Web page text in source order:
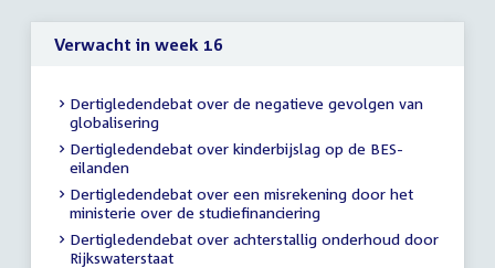
Verwacht in week 16
Dertigledendebat over de negatieve gevolgen van
globalisering
Dertigledendebat over kinderbijslag op de BES-
eilanden
Dertigledendebat over een misrekening door het
ministerie over de studiefinanciering
Dertigledendebat over achterstallig onderhoud door
Rijkswaterstaat